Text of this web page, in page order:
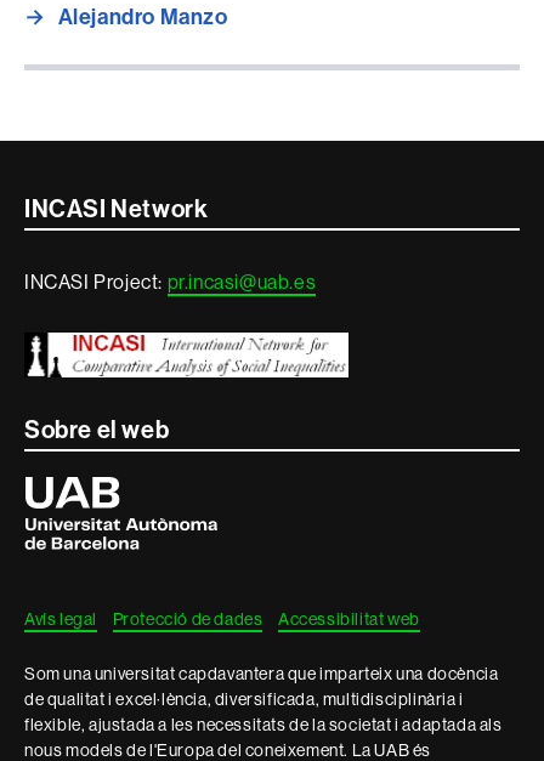
→ Alejandro Manzo
Contacte
informació
legal
INCASI Network
INCASI Project: pr.incasi@uab.es
Sobre el web
Universitat
Autònoma
de
Barcelona
Avís legal Protecció de dades Accessibilitat web
Som una universitat capdavantera que imparteix una docència
de qualitat i excel·lència, diversificada, multidisciplinària i
flexible, ajustada a les necessitats de la societat i adaptada als
nous models de l'Europa del coneixement. La UAB és